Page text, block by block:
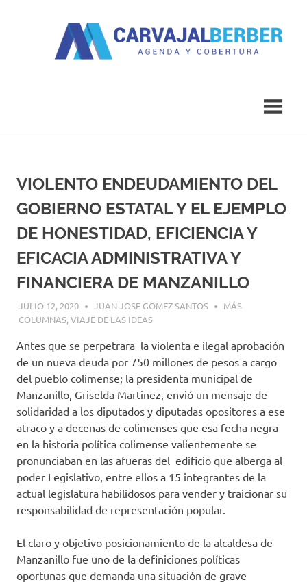
VIOLENTO ENDEUDAMIENTO DEL
GOBIERNO ESTATAL Y EL EJEMPLO
DE HONESTIDAD, EFICIENCIA Y
EFICACIA ADMINISTRATIVA Y
FINANCIERA DE MANZANILLO
JULIO 12, 2020 JUAN JOSE GOMEZ SANTOS
MÁS
COLUMNAS,VIAJE DE LAS IDEAS
Antes que se perpetrara la violenta e ilegal aprobación
de un nueva deuda por 750 millones de pesos a cargo
del pueblo colimense; la presidenta municipal de
Manzanillo, Griselda Martinez, envió un mensaje de
solidaridad a los diputados y diputadas opositores a ese
atraco y a decenas de colimenses que esa fecha negra
en la historia política colimense valientemente se
pronunciaban en las afueras del edificio que alberga al
poder Legislativo, entre ellos a 15 integrantes de la
actual legislatura habilidosos para vender y traicionar su
responsabilidad de representación popular.
El claro y objetivo posicionamiento de la alcaldesa de
Manzanillo fue uno de la definiciones políticas
oportunas que demanda una situación de grave